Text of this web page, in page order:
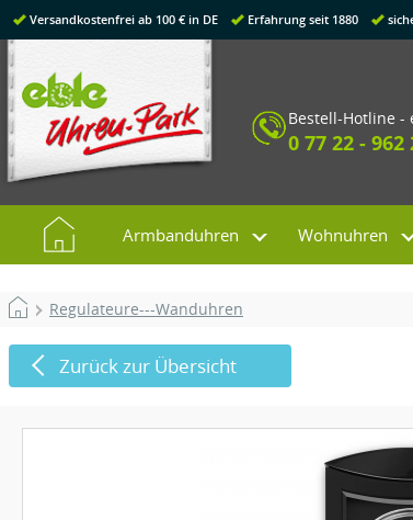
Versandkostenfrei ab 100 € in DE Erfahrung seit 1880
Bestell-Hotline
0 77 22 - 962
Armbanduhren Wohnuhren
Regulateure---Wanduhren
Zurück zur Übersicht